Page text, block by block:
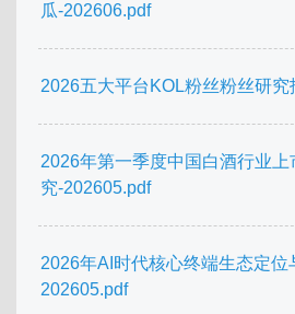
瓜-202606.pdf
2026五大平台KOL粉丝粉丝研
2026年第一季度中国白酒行业
究-202605.pdf
2026年AI时代核心终端生态定
202605.pdf